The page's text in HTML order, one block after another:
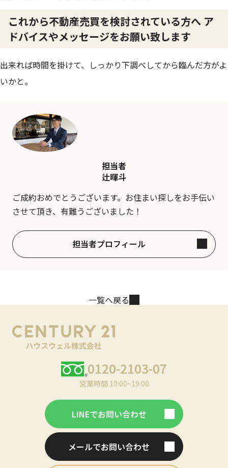
これから不動産売買を検討されている方へ ア
ドバイスやメッセージをお願い致します
出来れば時間を掛けて、しっかり下調べしてから臨んだ方がよ
いかと。
担当者
辻暉斗
ご成約おめでとうございます。お住まい探しをお手伝い
させて頂き、有難うございました！
担当者プロフィール
一覧へ戻る
0120-2103-07
営業時間 10:00~19:00
LINEでお問い合わせ
メールでお問い合わせ